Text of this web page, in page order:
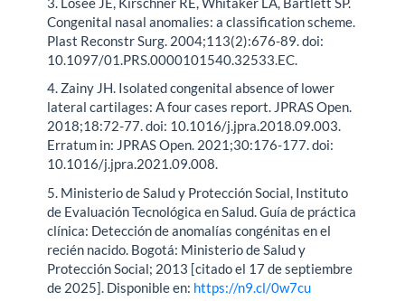
Congenital nasal anomalies: a classification scheme.
Plast Reconstr Surg. 2004;113(2):676-89. doi:
10.1097/01.PRS.0000101540.32533.EC.
4. Zainy JH. Isolated congenital absence of lower
lateral cartilages: A four cases report. JPRAS Open.
2018;18:72-77. doi: 10.1016/j.jpra.2018.09.003.
Erratum in: JPRAS Open. 2021;30:176-177. doi:
10.1016/j.jpra.2021.09.008.
5. Ministerio de Salud y Protección Social, Instituto
de Evaluación Tecnológica en Salud. Guía de práctica
clínica: Detección de anomalías congénitas en el
recién nacido. Bogotá: Ministerio de Salud y
Protección Social; 2013 [citado el 17 de septiembre
de 2025]. Disponible en: https://n9.cl/0w7cu